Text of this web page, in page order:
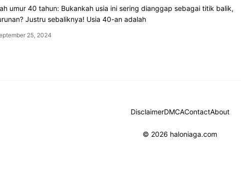
umur 40 tahun: Bukankah usia ini sering dianggap sebagai titik balik,
Justru sebaliknya! Usia 40-an adalah
25, 2024
DisclaimerDMCAContactAbout
© 2026 haloniaga.com